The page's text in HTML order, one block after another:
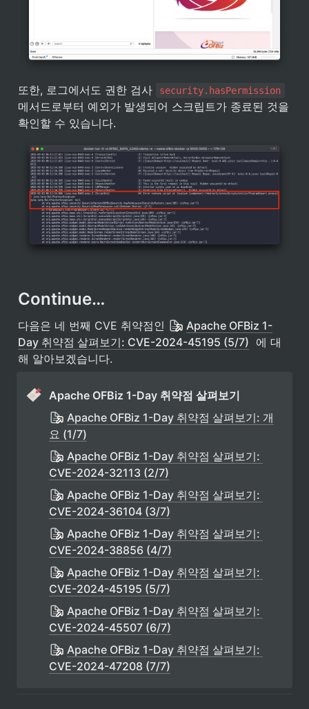
또한, 로그에서도 권한 검사 security.hasPermission
메서드로부터 예외가 발생되어 스크립트가 종료된 것을
확인할 수 있습니다.
Continue…
다음은 네 번째 CVE 취약점인
Apache OFBiz 1-
Day 취약점 살펴보기: CVE-2024-45195 (5/7)
  에 대
해 알아보겠습니다.
Apache OFBiz 1-Day 취약점 살펴보기
Apache OFBiz 1-Day 취약점 살펴보기: 개
요 (1/7)
Apache OFBiz 1-Day 취약점 살펴보기:
CVE-2024-32113 (2/7)
Apache OFBiz 1-Day 취약점 살펴보기:
CVE-2024-36104 (3/7)
Apache OFBiz 1-Day 취약점 살펴보기:
CVE-2024-38856 (4/7)
Apache OFBiz 1-Day 취약점 살펴보기:
CVE-2024-45195 (5/7)
Apache OFBiz 1-Day 취약점 살펴보기:
CVE-2024-45507 (6/7)
Apache OFBiz 1-Day 취약점 살펴보기:
CVE-2024-47208 (7/7)